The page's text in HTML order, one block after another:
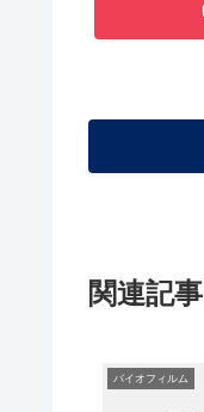
関連記事
バイオフィルム